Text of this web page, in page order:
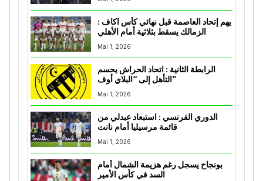
يهم إتحاد العاصمة قبل نهائي كأس اكاف :
Mai 1, 2026
الرابطة الثانية : اتحاد الحراش يحسم
التأهل إلى “البلاي أوف”
Mai 1, 2026
الدوري الفرنسي : استبعاد عبدلي من
قائمة مرسيليا أمام نانت
Mai 1, 2026
بونجاح يسجل رغم هزيمة الشمال أمام
السد في كأس الأمير